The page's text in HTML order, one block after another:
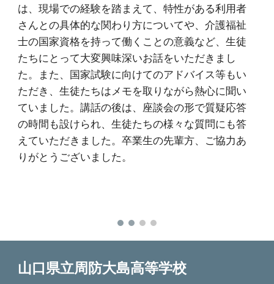
は、現場での経験を踏まえて、特性がある利用者
さんとの具体的な関わり方についてや、介護福祉
士の国家資格を持って働くことの意義など、生徒
たちにとって大変興味深いお話をいただきまし
た。また、国家試験に向けてのアドバイス等もい
ただき、生徒たちはメモを取りながら熱心に聞い
ていました。講話の後は、座談会の形で質疑応答
の時間も設けられ、生徒たちの様々な質問にも答
えていただきました。卒業生の先輩方、ご協力あ
りがとうございました。
山口県立周防大島高等学校